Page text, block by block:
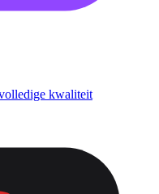
kwaliteit